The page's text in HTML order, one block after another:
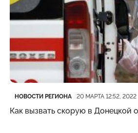
Категория
НОВОСТИ РЕГИОНА
Дата публикации 20 МАРТА 12:52, 2022
Как вызвать скорую в Донецкой